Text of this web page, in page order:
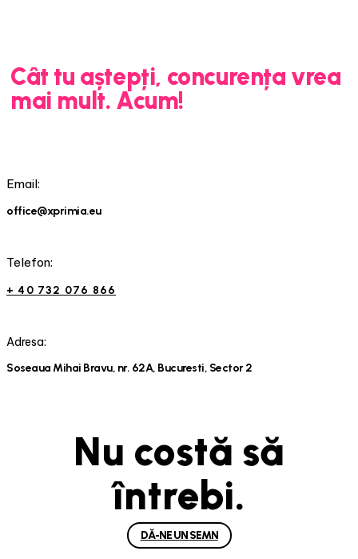
Cât tu aștepți, concurența vrea
mai mult. Acum!
Email:
office@xprimia.eu
Telefon:
+ 40 732 076 866
Adresa:
Soseaua Mihai Bravu, nr. 62A, Bucuresti, Sector 2
Nu costă să
întrebi.
DĂ-NE UN SEMN